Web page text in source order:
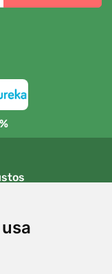
a 80 EUR
em qualquer